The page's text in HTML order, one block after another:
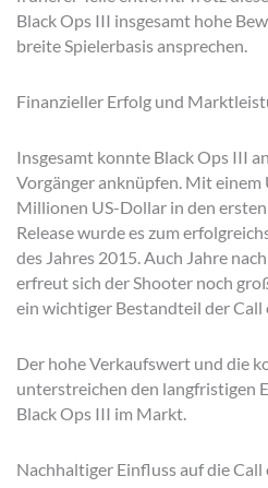
Black Ops III insgesamt hohe
breite Spielerbasis ansprechen.
Finanzieller Erfolg und
Insgesamt konnte Black Ops III
Vorgänger anknüpfen. Mit einem
Millionen US-Dollar in den ersten
Release wurde es zum
des Jahres 2015. Auch Jahre
erfreut sich der Shooter noch
ein wichtiger Bestandteil der Call
Der hohe Verkaufswert und die
unterstreichen den langfristigen
Black Ops III im Markt.
Nachhaltiger Einfluss auf die